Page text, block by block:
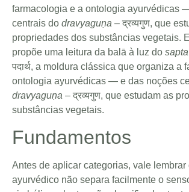
farmacologia e a ontologia ayurvédicas
centrais do dravyaguṇa – द्रव्यगुण, que
propriedades dos substâncias vegetais.
propõe uma leitura da balā à luz do
पदार्थ, a moldura clássica que organiza a
ontologia ayurvédicas — e das noções
dravyaguṇa – द्रव्यगुण, que estudam as
substâncias vegetais.
Fundamentos
Antes de aplicar categorias, vale lembrar
ayurvédico não separa facilmente o